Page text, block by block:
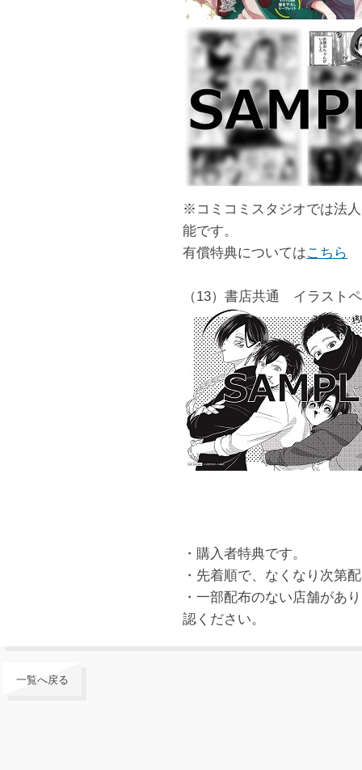
※コミコミスタジオでは法
能です。
有償特典についてはこちら
（13）書店共通 イラスト
・購入者特典です。
・先着順で、なくなり次第
・一部配布のない店舗があ
認ください。
一覧へ戻る